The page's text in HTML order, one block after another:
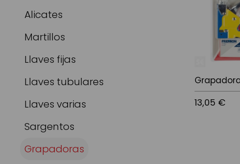
13,05 €
Alicates
Martillos
Llaves fijas
Llaves tubulares
Llaves varias
Sargentos
Grapadoras